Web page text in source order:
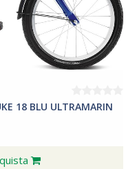
18 BLU ULTRAMARIN